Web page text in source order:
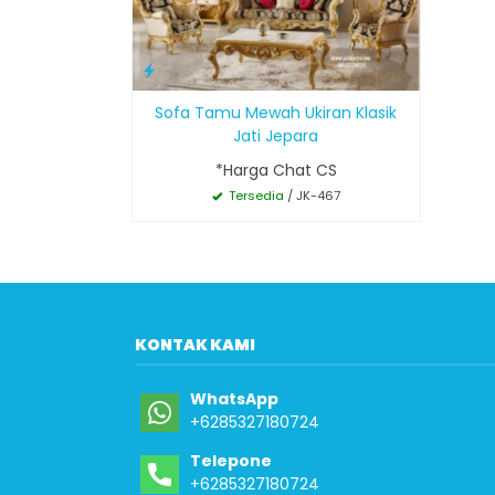
Sofa Tamu Mewah Ukiran Klasik
Jati Jepara
*Harga Chat CS
Tersedia / JK-467
KONTAK KAMI
WhatsApp
+6285327180724
Telepone
+6285327180724